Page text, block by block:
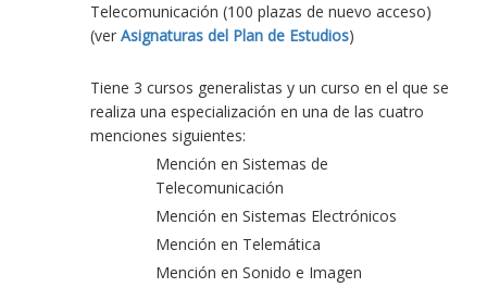
Telecomunicación (100 plazas de nuevo acceso)
(ver Asignaturas del Plan de Estudios)
Tiene 3 cursos generalistas y un curso en el que se
realiza una especialización en una de las cuatro
menciones siguientes:
Mención en Sistemas de
Telecomunicación
Mención en Sistemas Electrónicos
Mención en Telemática
Mención en Sonido e Imagen